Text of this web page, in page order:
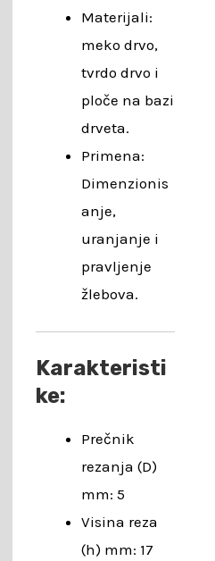
Materijali:
meko drvo,
tvrdo drvo i
ploče na bazi
drveta.
Primena:
Dimenzionis
anje,
uranjanje i
pravljenje
žlebova.
Karakteristi
ke:
Prečnik
rezanja (D)
mm: 5
Visina reza
(h) mm: 17